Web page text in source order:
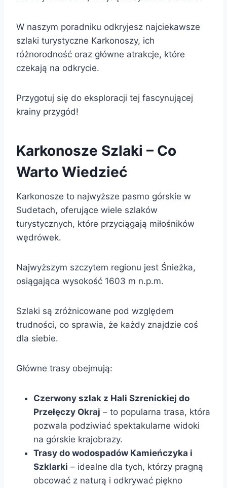
W naszym poradniku odkryjesz najciekawsze
szlaki turystyczne Karkonoszy, ich
różnorodność oraz główne atrakcje, które
czekają na odkrycie.
Przygotuj się do eksploracji tej fascynującej
krainy przygód!
Karkonosze Szlaki – Co
Warto Wiedzieć
Karkonosze to najwyższe pasmo górskie w
Sudetach, oferujące wiele szlaków
turystycznych, które przyciągają miłośników
wędrówek.
Najwyższym szczytem regionu jest Śnieżka,
osiągająca wysokość 1603 m n.p.m.
Szlaki są zróżnicowane pod względem
trudności, co sprawia, że każdy znajdzie coś
dla siebie.
Główne trasy obejmują:
Czerwony szlak z Hali Szrenickiej do
Przełęczy Okraj – to popularna trasa, która
pozwala podziwiać spektakularne widoki
na górskie krajobrazy.
Trasy do wodospadów Kamieńczyka i
Szklarki – idealne dla tych, którzy pragną
obcować z naturą i odkrywać piękno